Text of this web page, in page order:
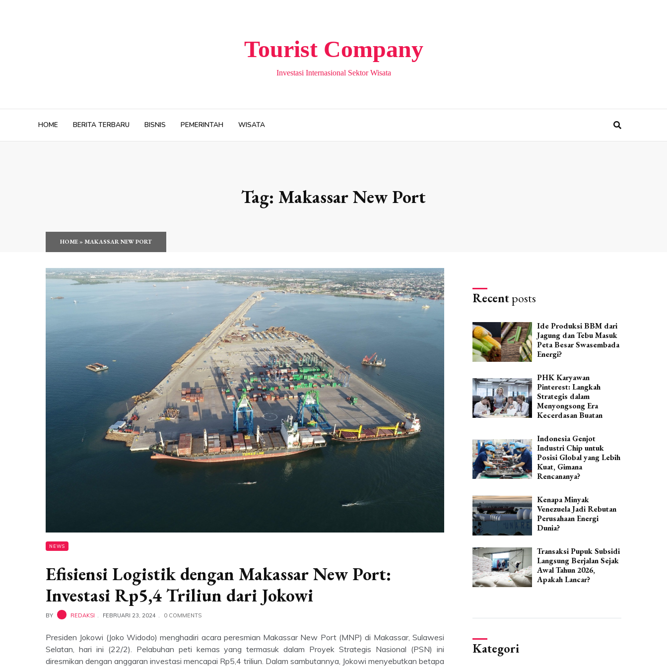
Tourist Company
Investasi Internasional Sektor Wisata
HOME BERITA TERBARU BISNIS PEMERINTAH WISATA
Tag: Makassar New Port
HOME» MAKASSAR NEW PORT
NEWS
Efisiensi Logistik dengan Makassar New Port:
Investasi Rp5,4 Triliun dari Jokowi
BY REDAKSI FEBRUARI 23, 2024 0 COMMENTS
Presiden Jokowi (Joko Widodo) menghadiri acara peresmian Makassar New Port (MNP) di Makassar, Sulawesi
Selatan, hari ini (22/2). Pelabuhan peti kemas yang termasuk dalam Proyek Strategis Nasional (PSN) ini
diresmikan dengan anggaran investasi mencapai Rp5,4 triliun. Dalam sambutannya, Jokowi menyebutkan betapa
Recentposts
Ide Produksi BBM dari
Jagung dan Tebu Masuk
Peta Besar Swasembada
Energi?
PHK Karyawan
Pinterest: Langkah
Strategis dalam
Menyongsong Era
Kecerdasan Buatan
Indonesia Genjot
Industri Chip untuk
Posisi Global yang Lebih
Kuat, Gimana
Rencananya?
Kenapa Minyak
Venezuela Jadi Rebutan
Perusahaan Energi
Dunia?
Transaksi Pupuk Subsidi
Langsung Berjalan Sejak
Awal Tahun 2026,
Apakah Lancar?
Kategori